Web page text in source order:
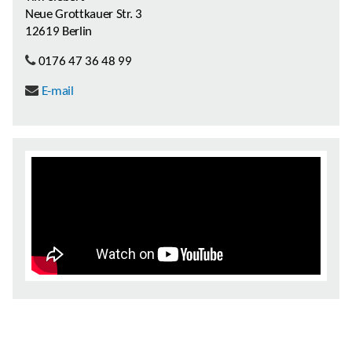
Neue Grottkauer Str. 3
12619 Berlin
0176 47 36 48 99
E-mail